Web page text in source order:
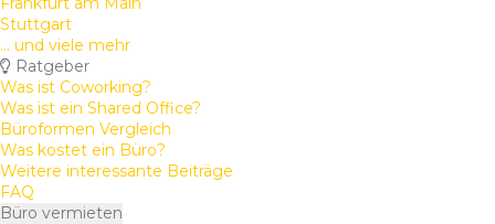
Stuttgart
... und viele mehr
Ratgeber
Was ist Coworking?
Was ist ein Shared Office?
Büroformen Vergleich
Was kostet ein Büro?
Weitere interessante Beiträge
FAQ
Büro vermieten